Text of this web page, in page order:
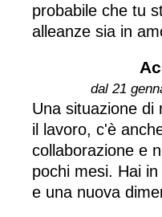
probabile che tu
alleanze sia in
dal 21
Una situazione di
il lavoro, c'è
collaborazione e
pochi mesi. Hai
e una nuova